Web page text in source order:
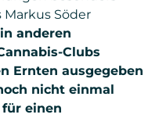
Söder
anderen
Clubs
Ernten ausgegeben
nicht einmal
einen